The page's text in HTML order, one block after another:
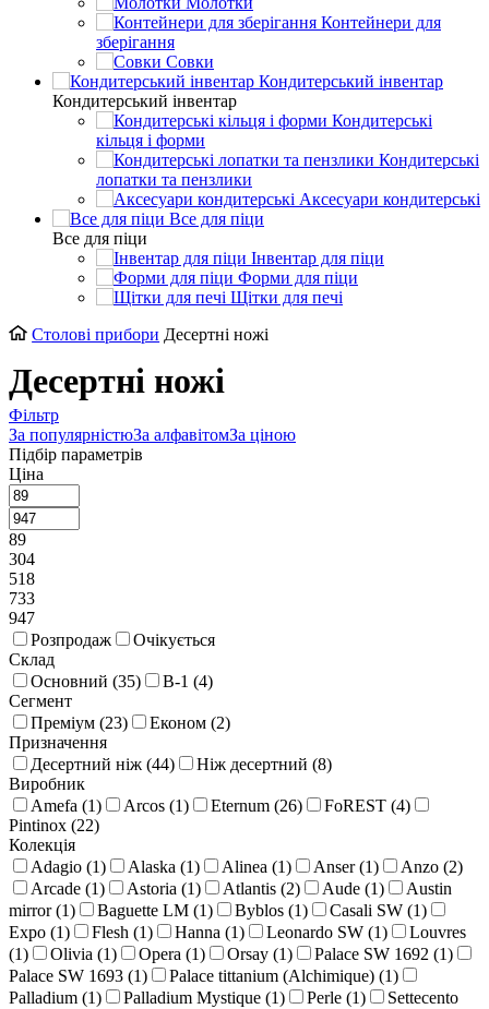
Контейнери для
зберігання
Совки
Кондитерський інвентар
Кондитерський інвентар
Кондитерські
кільця і форми
Кондитерські
лопатки та пензлики
Аксесуари кондитерські
Все для піци
Все для піци
Інвентар для піци
Форми для піци
Щітки для печі
Столові прибори Десертні ножі
Десертні ножі
Фільтр
За популярністюЗа алфавітомЗа ціною
Підбір параметрів
Ціна
89
304
518
733
947
Розпродаж
Очікується
Склад
Основний (35) В-1 (4)
Сегмент
Преміум (23) Економ (2)
Призначення
Десертний ніж (44) Ніж десертний (8)
Виробник
Amefa (1) Arcos (1) Eternum (26) FoREST (4)
Pintinox (22)
Колекція
Adagio (1) Alaska (1) Alinea (1) Anser (1) Anzo (2)
Arcade (1) Astoria (1) Atlantis (2) Aude (1)
Austin
mirror (1) Baguette LM (1) Byblos (1) Casali SW (1)
Expo (1) Flesh (1) Hanna (1) Leonardo SW (1)
Louvres
(1) Olivia (1) Opera (1) Orsay (1) Palace SW 1692 (1)
Palace SW 1693 (1) Palace tittanium (Alchimique) (1)
Palladium (1) Palladium Mystique (1) Perle (1)
Settecento